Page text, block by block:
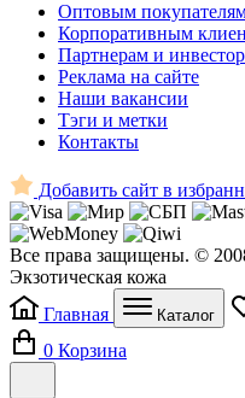
Оптовым
Корпоративным
Партнерам и
Реклама на сайте
Наши вакансии
Тэги и метки
Контакты
Добавить сайт в
Все права защищены. ©
Экзотическая кожа
Главная
Каталог
0 Корзина